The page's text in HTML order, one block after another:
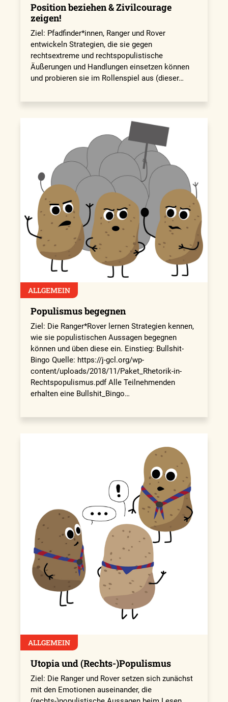
Position beziehen & Zivilcourage
zeigen!
Ziel: Pfadfinder*innen, Ranger und Ro­ver
entwickeln Strategien, die sie gegen
rechtsextreme und rechtspopulistische
Äußerungen und Handlungen einsetzen können
und probieren sie im Rollen­spiel aus (dieser…
ALLGEMEIN
Populismus begegnen
Ziel: Die Ranger*Rover lernen Strategien kennen,
wie sie populistischen Aussagen begegnen
können und üben diese ein. Einstieg: Bullshit-
Bingo Quelle: https://j-gcl.org/wp-
content/uploads/2018/11/Paket_Rhetorik-in-
Rechtspopulismus.pdf Alle Teilnehmenden
erhalten eine Bullshit_Bingo…
ALLGEMEIN
Utopia und (Rechts-)Populismus
Ziel: Die Ranger und Rover setzen sich zunächst
mit den Emotionen auseinander, die